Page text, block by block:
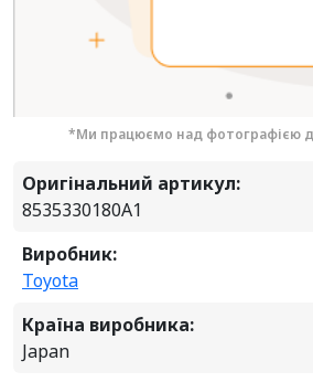
*Ми працюємо над фотографією
Оригінальний артикул:
8535330180A1
Виробник:
Toyota
Країна виробника:
Japan